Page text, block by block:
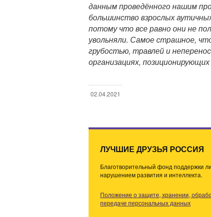
данным проведённого нашим
большинство взрослых
потому что все равно они не
увольняли. Самое страшное,
грубостью, травлей и
организациях,
02.04.2021
в
ЛУЧШИЕ ДРУЗЬЯ РОССИЯ
Благотворительный фонд поддержки
нарушением развития и интеллекта.
Положение о защите, хранении,
передаче персональных данных